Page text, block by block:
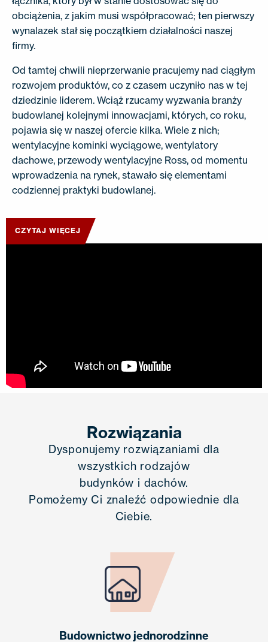
obciążenia, z jakim musi współpracować; ten pierwszy
wynalazek stał się początkiem działalności naszej
firmy.
Od tamtej chwili nieprzerwanie pracujemy nad ciągłym
rozwojem produktów, co z czasem uczyniło nas w tej
dziedzinie liderem. Wciąż rzucamy wyzwania branży
budowlanej kolejnymi innowacjami, których, co roku,
pojawia się w naszej ofercie kilka. Wiele z nich;
wentylacyjne kominki wyciągowe, wentylatory
dachowe, przewody wentylacyjne Ross, od momentu
wprowadzenia na rynek, stawało się elementami
codziennej praktyki budowlanej.
CZYTAJ WIĘCEJ
Rozwiązania
Dysponujemy rozwiązaniami dla
wszystkich rodzajów
budynków i dachów.
Pomożemy Ci znaleźć odpowiednie dla
Ciebie.
Budownictwo jednorodzinne